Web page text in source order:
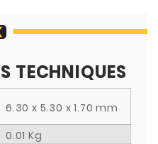
TECHNIQUES
6.30 x 5.30 x 1.70 mm
0.01 Kg